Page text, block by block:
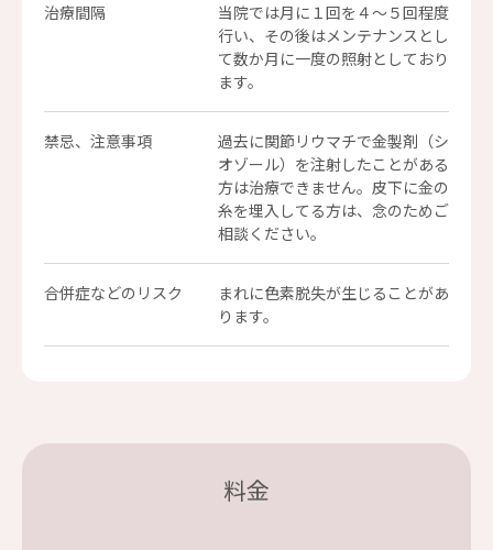
治療間隔
当院では月に１回を４～５回程度
行い、その後はメンテナンスとし
て数か月に一度の照射としており
ます。
禁忌、注意事項
過去に関節リウマチで金製剤（シ
オゾール）を注射したことがある
方は治療できません。皮下に金の
糸を埋入してる方は、念のためご
相談ください。
合併症などのリスク
まれに色素脱失が生じることがあ
ります。
料金